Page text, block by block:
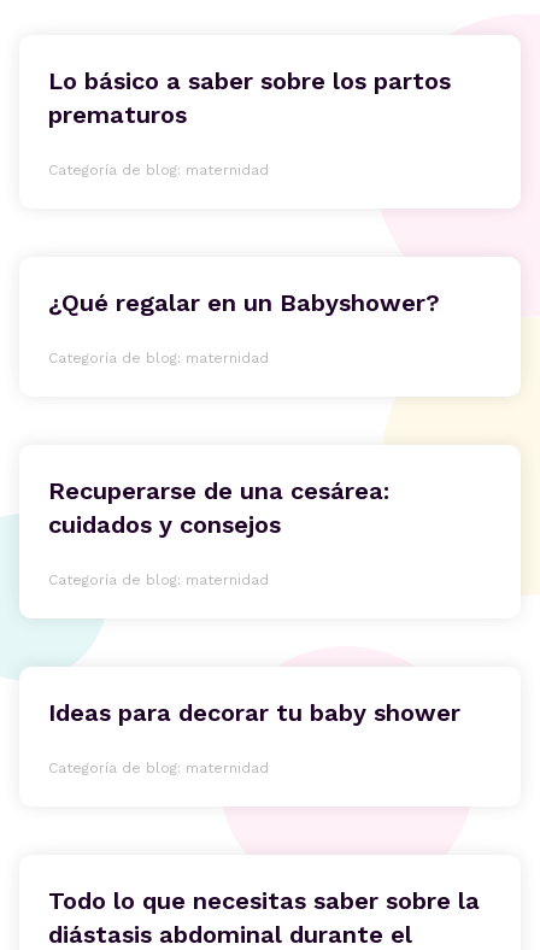
Lo básico a saber sobre los partos
prematuros
Categoría de blog: maternidad
¿Qué regalar en un Babyshower?
Categoría de blog: maternidad
Recuperarse de una cesárea:
cuidados y consejos
Categoría de blog: maternidad
Ideas para decorar tu baby shower
Categoría de blog: maternidad
Todo lo que necesitas saber sobre la
diástasis abdominal durante el